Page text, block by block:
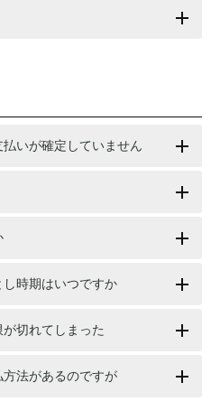
いが確定していません
時期はいつですか
切れてしまった
法があるのですが